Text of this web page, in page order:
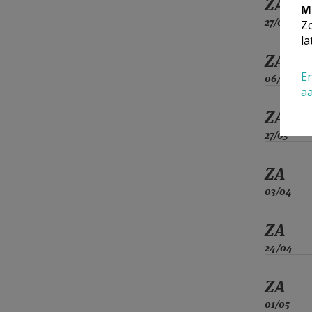
ZA
27/02
ZA
06/03
ZA
27/03
ZA
03/04
ZA
24/04
ZA
01/05